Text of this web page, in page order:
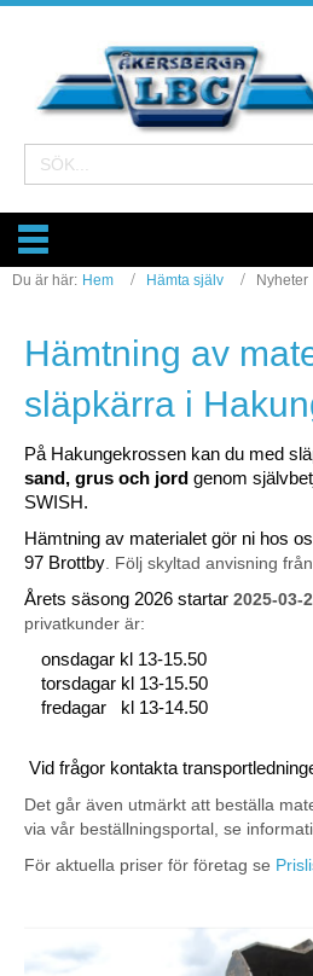
Du är här: Hem Hämta själv Nyheter
Hämtning av
släpkärra i
På Hakungekrossen kan du med
sand, grus och jord genom
SWISH.
Hämtning av materialet gör ni hos
97 Brottby. Följ skyltad anvisning
Årets säsong 2026 startar 2025-03-
privatkunder är:
onsdagar kl 13-15.50
torsdagar kl 13-15.50
fredagar kl 13-14.50
Vid frågor kontakta
Det går även utmärkt att beställa
via vår beställningsportal, se
För aktuella priser för företag se